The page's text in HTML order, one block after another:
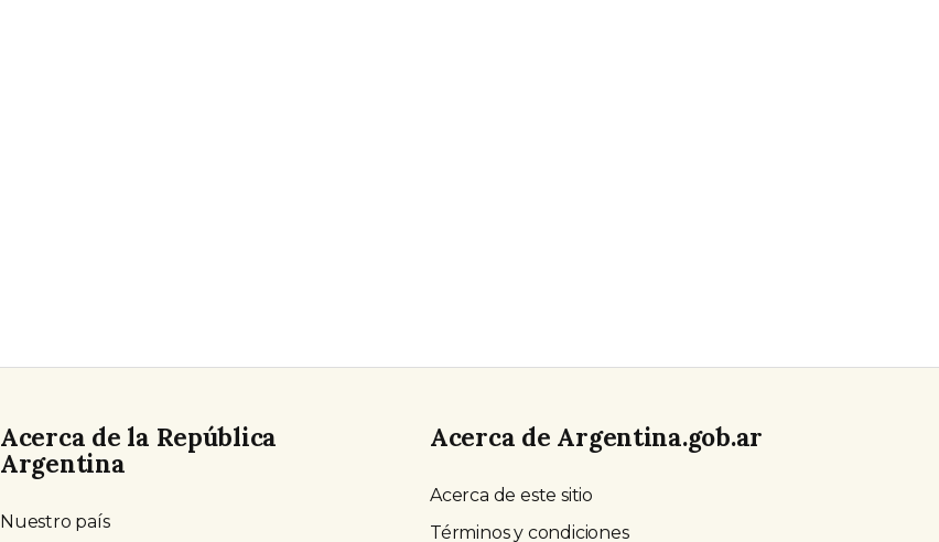
Acerca de la República
Argentina
Nuestro país
Acerca de Argentina.gob.ar
Acerca de este sitio
Términos y condiciones